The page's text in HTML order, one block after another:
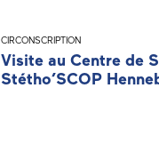
CIRCONSCRIPTION
Visite au Centre de
Stétho’SCOP